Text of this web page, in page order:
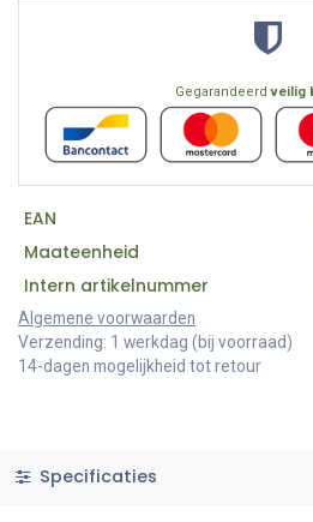
Gegarandeerdveilig
EAN
Maateenheid
Intern artikelnummer
Algemene voorwaarden
Verzending: 1 werkdag (bij voorraad)
14-dagen mogelijkheid tot retour
Specificaties